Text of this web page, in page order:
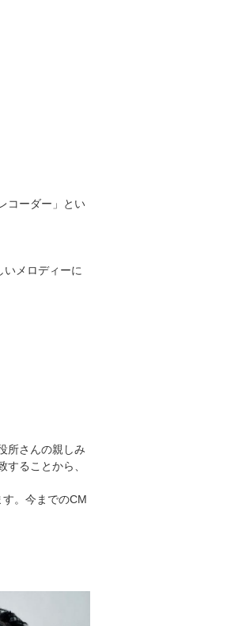
コーダー」とい
メロディーに
所さんの親しみ
ることから、
。今までのCM